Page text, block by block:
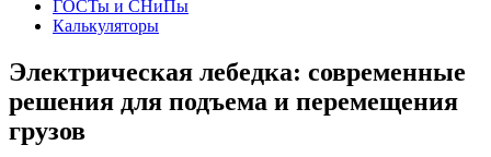
ГОСТы и СНиПы
Калькуляторы
Электрическая лебедка: современные
решения для подъема и перемещения
грузов